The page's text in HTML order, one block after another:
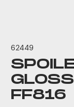
62449
FF816